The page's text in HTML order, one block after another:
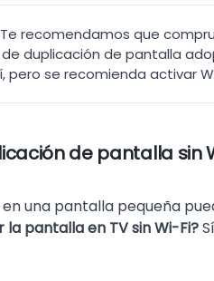
Te recomendamos que
duplicación de pantalla
pero se recomienda activar
de pantalla sin
una pantalla pequeña
la pantalla en TV sin Wi-Fi?